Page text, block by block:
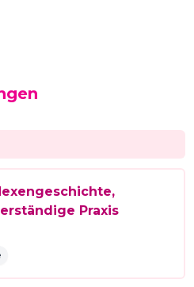
Praxis